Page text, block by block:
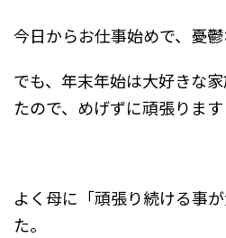
今日からお仕事始めで、憂
でも、年末年始は大好きな
たので、めげずに頑張ります
よく母に「頑張り続ける事
た。